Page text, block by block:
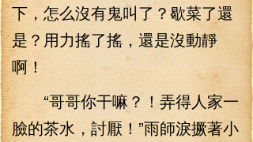
下，怎么沒有鬼叫了？歇菜了還
是？用力搖了搖，還是沒動靜
啊！
“哥哥你干嘛？！弄得人家一
臉的茶水，討厭！”雨師淚撅著小